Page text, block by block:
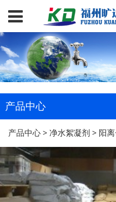
产品中心
阳离子聚丙
产品中心>净水絮凝剂 > 阳